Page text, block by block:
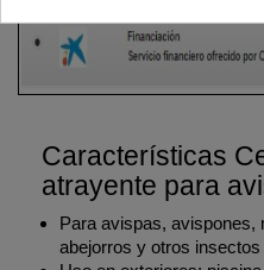
Características
atrayente para
Para avispas,
abejorros y otros